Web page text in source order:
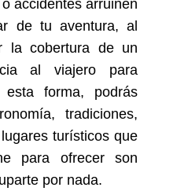
accidentes arruinen
de tu aventura, al
la cobertura de un
al viajero para
forma, podrás
tradiciones,
turísticos que
para ofrecer son
por nada.